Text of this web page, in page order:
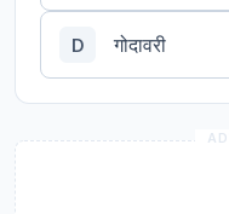
D गोदावरी